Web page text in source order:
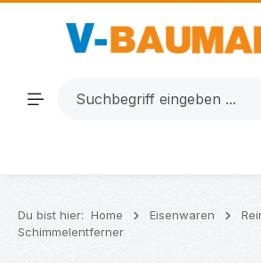
Zum Hauptinhalt springen
Du bist hier: Home Eisenwaren
Schimmelentferner